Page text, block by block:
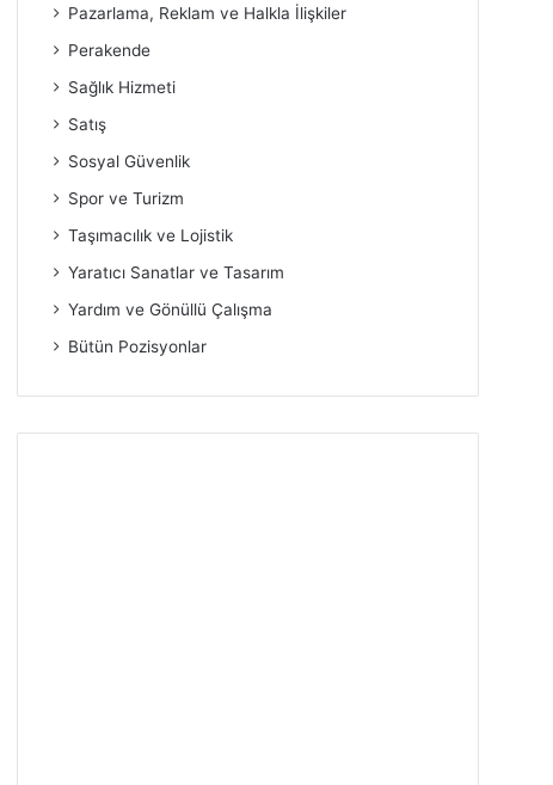
Pazarlama, Reklam ve Halkla İlişkiler
Perakende
Sağlık Hizmeti
Satış
Sosyal Güvenlik
Spor ve Turizm
Taşımacılık ve Lojistik
Yaratıcı Sanatlar ve Tasarım
Yardım ve Gönüllü Çalışma
Bütün Pozisyonlar